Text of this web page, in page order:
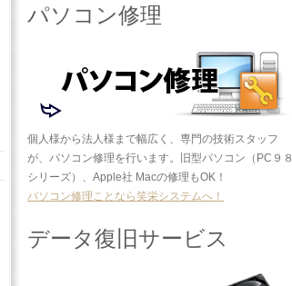
パソコン修理
個人様から法人様まで幅広く、専門の技術スタッフ
が、パソコン修理を行います。旧型パソコン（PC９８
シリーズ）、Apple社 Macの修理もOK！
パソコン修理ことなら笑栄システムへ！
データ復旧サービス